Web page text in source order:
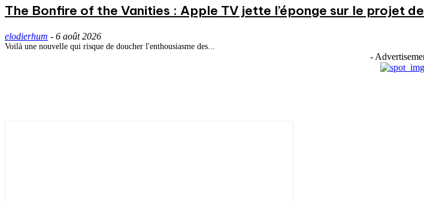
The Bonfire of the Vanities : Apple TV jette l’éponge sur le projet
elodierhum - 6 août 2026
Voilà une nouvelle qui risque de doucher l'enthousiasme des...
-